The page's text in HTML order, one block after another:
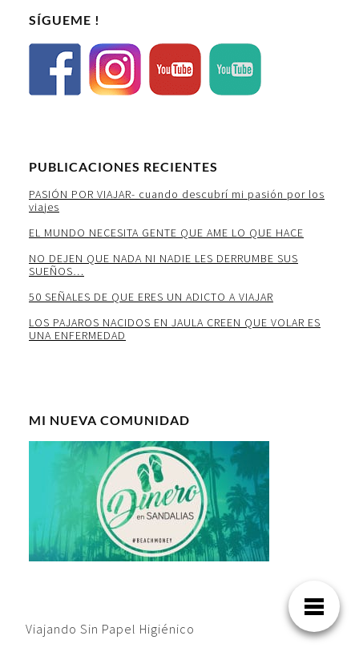
SÍGUEME !
PUBLICACIONES RECIENTES
PASIÓN POR VIAJAR- cuando descubrí mi pasión por los
viajes
EL MUNDO NECESITA GENTE QUE AME LO QUE HACE
NO DEJEN QUE NADA NI NADIE LES DERRUMBE SUS
SUEÑOS…
50 SEÑALES DE QUE ERES UN ADICTO A VIAJAR
LOS PAJAROS NACIDOS EN JAULA CREEN QUE VOLAR ES
UNA ENFERMEDAD
MI NUEVA COMUNIDAD
Viajando Sin Papel Higiénico